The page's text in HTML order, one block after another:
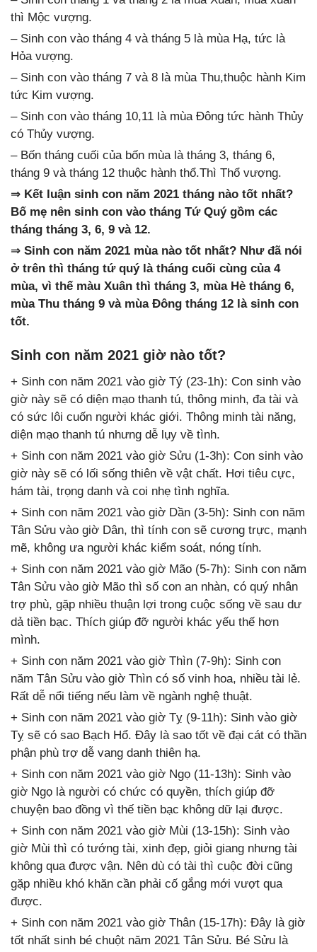
thì Mộc vượng.
– Sinh con vào tháng 4 và tháng 5 là mùa Hạ, tức là
Hỏa vượng.
– Sinh con vào tháng 7 và 8 là mùa Thu,thuộc hành Kim
tức Kim vượng.
– Sinh con vào tháng 10,11 là mùa Đông tức hành Thủy
có Thủy vượng.
– Bốn tháng cuối của bốn mùa là tháng 3, tháng 6,
tháng 9 và tháng 12 thuộc hành thổ.Thì Thổ vượng.
⇒ Kết luận sinh con năm 2021 tháng nào tốt nhất?
Bố mẹ nên sinh con vào tháng Tứ Quý gồm các
tháng tháng 3, 6, 9 và 12.
⇒ Sinh con năm 2021 mùa nào tốt nhất? Như đã nói
ở trên thì tháng tứ quý là tháng cuối cùng của 4
mùa, vì thế màu Xuân thì tháng 3, mùa Hè tháng 6,
mùa Thu tháng 9 và mùa Đông tháng 12 là sinh con
tốt.
Sinh con năm 2021 giờ nào tốt?
+ Sinh con năm 2021 vào giờ Tý (23-1h): Con sinh vào
giờ này sẽ có diện mạo thanh tú, thông minh, đa tài và
có sức lôi cuốn người khác giới. Thông minh tài năng,
diện mạo thanh tú nhưng dễ lụy về tình.
+ Sinh con năm 2021 vào giờ Sửu (1-3h): Con sinh vào
giờ này sẽ có lối sống thiên về vật chất. Hơi tiêu cực,
hám tài, trọng danh và coi nhẹ tình nghĩa.
+ Sinh con năm 2021 vào giờ Dần (3-5h): Sinh con năm
Tân Sửu vào giờ Dân, thì tính con sẽ cương trực, mạnh
mẽ, không ưa người khác kiểm soát, nóng tính.
+ Sinh con năm 2021 vào giờ Mão (5-7h): Sinh con năm
Tân Sửu vào giờ Mão thì số con an nhàn, có quý nhân
trợ phù, gặp nhiều thuận lợi trong cuộc sống về sau dư
dả tiền bạc. Thích giúp đỡ người khác yếu thế hơn
mình.
+ Sinh con năm 2021 vào giờ Thìn (7-9h): Sinh con
năm Tân Sửu vào giờ Thìn có số vinh hoa, nhiều tài lẻ.
Rất dễ nổi tiếng nếu làm về ngành nghệ thuật.
+ Sinh con năm 2021 vào giờ Tỵ (9-11h): Sinh vào giờ
Tỵ sẽ có sao Bạch Hổ. Đây là sao tốt về đại cát có thần
phận phù trợ dễ vang danh thiên hạ.
+ Sinh con năm 2021 vào giờ Ngọ (11-13h): Sinh vào
giờ Ngọ là người có chức có quyền, thích giúp đỡ
chuyện bao đồng vì thế tiền bạc không dữ lại được.
+ Sinh con năm 2021 vào giờ Mùi (13-15h): Sinh vào
giờ Mùi thì có tướng tài, xinh đẹp, giỏi giang nhưng tài
không qua được vận. Nên dù có tài thì cuộc đời cũng
gặp nhiều khó khăn cần phải cố gắng mới vượt qua
được.
+ Sinh con năm 2021 vào giờ Thân (15-17h): Đây là giờ
tốt nhất sinh bé chuột năm 2021 Tân Sửu. Bé Sửu là